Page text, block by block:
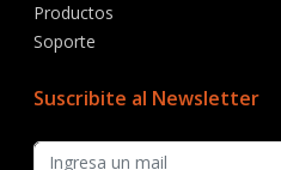
Productos
Soporte
Suscribite al Newsletter